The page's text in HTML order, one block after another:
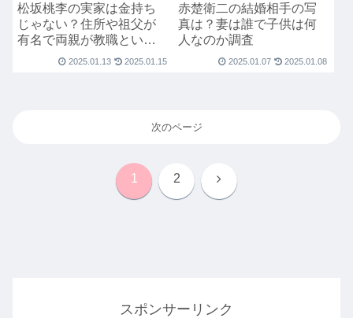
松坂桃李の実家は金持ち
じゃない？住所や祖父が
有名で両親が教職という
噂を調査 2025.01.13 2025.01.15
赤楚衛二の結婚相手の写
真は？妻は誰で子供は何
人なのか調査
2025.01.07 2025.01.08
次のページ
1 2 次
スポンサーリンク